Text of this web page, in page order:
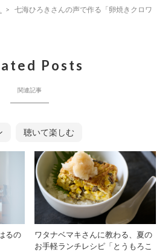
七海ひろきさんの声で作る「卵焼きクロワ
Posts
関連記事
聴いて楽しむ
るの
ワタナベマキさんに教わる、夏の
お手軽ランチレシピ「とうもろこ